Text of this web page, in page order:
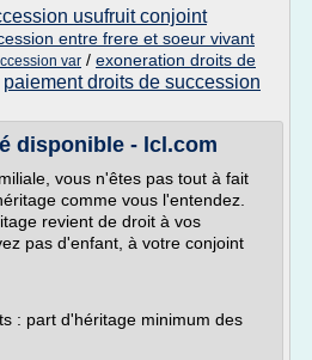
usufruit conjoint
entre frere et soeur vivant
var / exoneration droits de
paiement droits de succession
disponible - lcl.com
vous n'êtes pas tout à fait
comme vous l'entendez.
revient de droit à vos
pas d'enfant, à votre conjoint
: part d'héritage minimum des